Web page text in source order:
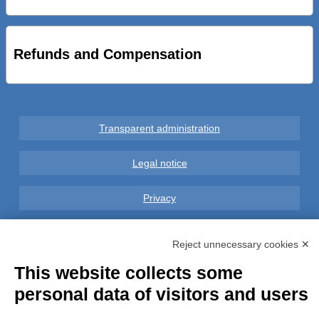
AL VIA SERVIZIO DI BIKE SHARING A POTENZA CON
VAIMOO PER UTENTI FAL SCONTI SULL’UTILIZZO DELLE
Refunds and Compensation
Transparent administration
Legal notice
Privacy
Complaints
Refunds and Indemnities
Reject unnecessary cookies ✕
This website collects some
personal data of visitors and users